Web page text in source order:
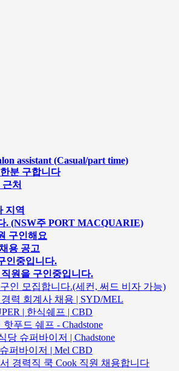
assistant (Casual/part time)
분 구합니다
처
지역
. (NSW주 PORT MACQUARIE)
구인해요
용 공고
인중입니다.
원을 구인중입니다.
인 모집합니다.(세컨, 써드 비자 가능)
력 회계사 채용 | SYD/MEL
| 한식쉐프 | CBD
푸드 쉐프 - Chadstone
당 슈퍼바이저 | Chadstone
퍼바이저 | Mel CBD
경력직 쿡 Cook 직원 채용합니다